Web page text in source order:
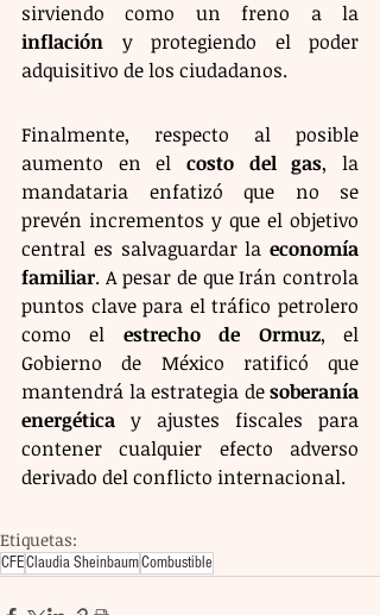
inflación y protegiendo el poder
adquisitivo de los ciudadanos.
Finalmente, respecto al posible
aumento en el costo del gas, la
mandataria enfatizó que no se
prevén incrementos y que el objetivo
central es salvaguardar la economía
familiar. A pesar de que Irán controla
puntos clave para el tráfico petrolero
como el estrecho de Ormuz, el
Gobierno de México ratificó que
mantendrá la estrategia de soberanía
energética y ajustes fiscales para
contener cualquier efecto adverso
derivado del conflicto internacional.
Etiquetas:
CFEClaudia SheinbaumCombustible